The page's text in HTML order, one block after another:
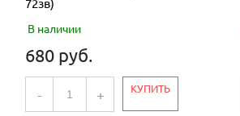
72зв)
В наличии
680 руб.
- + КУПИТЬ